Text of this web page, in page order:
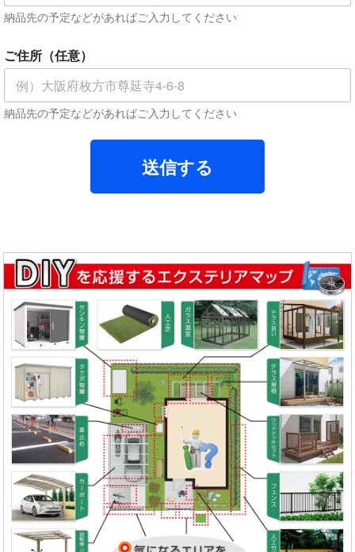
納品先の予定などがあればご入力してください
ご住所（任意）
納品先の予定などがあればご入力してください
送信する